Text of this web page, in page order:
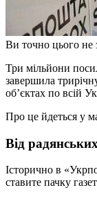
Ви точно цього не
Три мільйони
завершила
об’єктах по всій
Про це йдеться у
Від
Історично в
ставите пачку